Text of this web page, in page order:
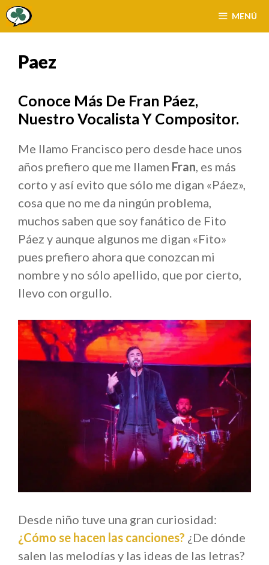
Saltar
MENÚ
Paez
Conoce Más De Fran Páez,
Nuestro Vocalista Y Compositor.
Me llamo Francisco pero desde hace unos
años prefiero que me llamen Fran, es más
corto y así evito que sólo me digan «Páez»,
cosa que no me da ningún problema,
muchos saben que soy fanático de Fito
Páez y aunque algunos me digan «Fito»
pues prefiero ahora que conozcan mi
nombre y no sólo apellido, que por cierto,
llevo con orgullo.
Desde niño tuve una gran curiosidad:
¿Cómo se hacen las canciones? ¿De dónde
salen las melodías y las ideas de las letras?